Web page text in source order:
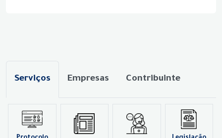
Serviços Empresas Contribuinte